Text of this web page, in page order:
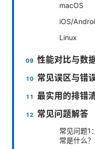
macOS
iOS/
Linux
性能对比与数
常见误区与错
最实用的排错
常见问题解答
常见问题1
常是什么？